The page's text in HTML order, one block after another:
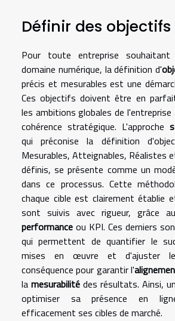
Définir des
Pour toute entreprise souhaitant
domaine numérique, la définition d'
précis et mesurables est une
Ces objectifs doivent être en
les ambitions globales de l'entreprise
cohérence stratégique. L'approche
qui préconise la définition
Mesurables, Atteignables, Réalistes
définis, se présente comme un
dans ce processus. Cette
chaque cible est clairement établie
sont suivis avec rigueur, grâce
performance ou KPI. Ces derniers
qui permettent de quantifier le
mises en œuvre et d'ajuster
conséquence pour garantir l'
la mesurabilité des résultats. Ainsi,
optimiser sa présence en
efficacement ses cibles de marché.